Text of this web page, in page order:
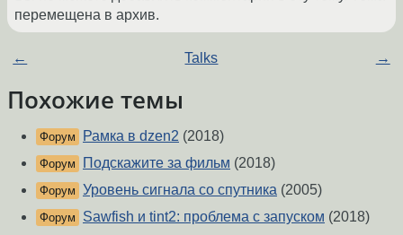
перемещена в архив.
← Talks →
Похожие темы
Форум Рамка в dzen2 (2018)
Форум Подскажите за фильм (2018)
Форум Уровень сигнала со спутника (2005)
Форум Sawfish и tint2: проблема с запуском (2018)